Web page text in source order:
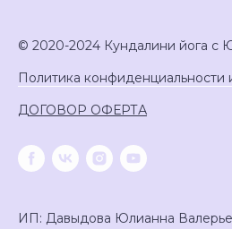
© 2020-2024 Кундалини йога с
Политика конфиденциальности
ДОГОВОР ОФЕРТА
ИП: Давыдова Юлианна